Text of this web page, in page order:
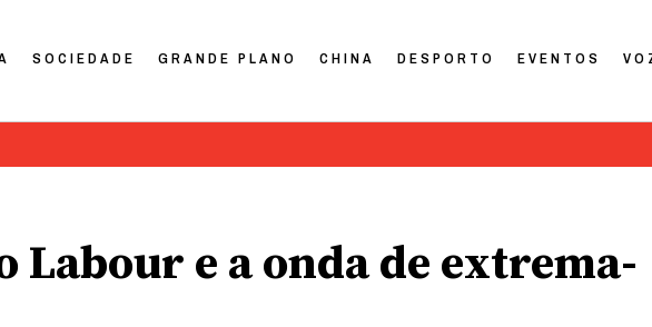
SOCIEDADE GRANDE PLANO CHINA DESPORTO EVENTOS
Labour e a onda de extrema-